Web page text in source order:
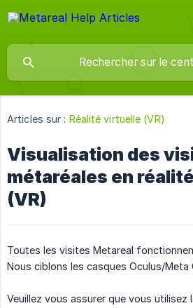
Articles sur : Réalité virtuelle (VR)
Visualisation des
métaréales en
(VR)
Toutes les visites Metareal
Nous ciblons les casques Oculus/Meta
Veuillez vous assurer que vous utilisez